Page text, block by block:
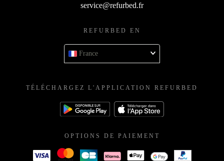
service@refurbed.fr
REFURBED EN
France
TÉLÉCHARGEZ L'APPLICATION REFURBED
OPTIONS DE PAIEMENT